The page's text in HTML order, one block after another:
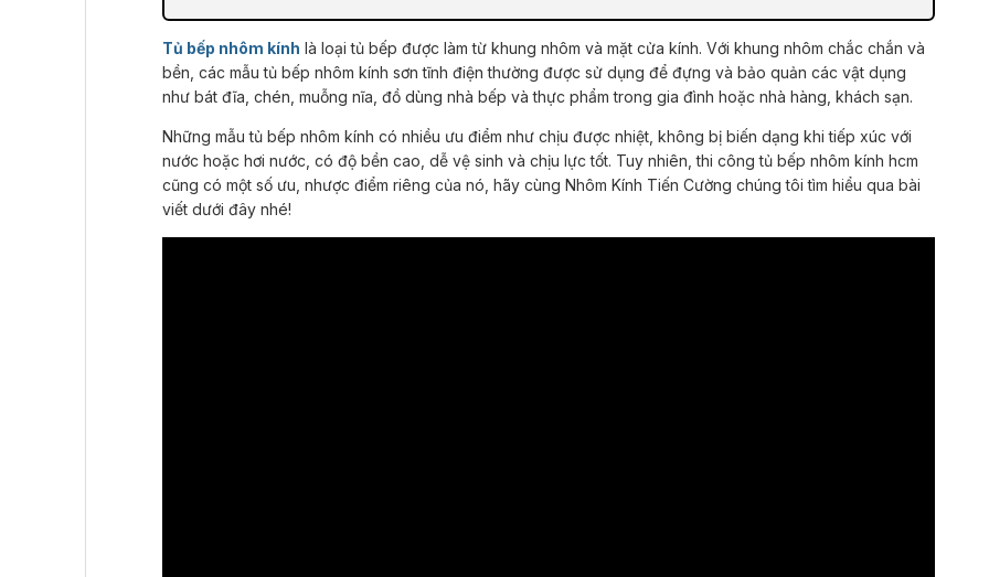
Tủ bếp nhôm kính là loại tủ bếp được làm từ khung nhôm và mặt cửa kính. Với khung nhôm chắc chắn và
bền, các mẫu tủ bếp nhôm kính sơn tĩnh điện thường được sử dụng để đựng và bảo quản các vật dụng
như bát đĩa, chén, muỗng nĩa, đồ dùng nhà bếp và thực phẩm trong gia đình hoặc nhà hàng, khách sạn.
Những mẫu tủ bếp nhôm kính có nhiều ưu điểm như chịu được nhiệt, không bị biến dạng khi tiếp xúc với
nước hoặc hơi nước, có độ bền cao, dễ vệ sinh và chịu lực tốt. Tuy nhiên, thi công tủ bếp nhôm kính hcm
cũng có một số ưu, nhược điểm riêng của nó, hãy cùng Nhôm Kính Tiến Cường chúng tôi tìm hiểu qua bài
viết dưới đây nhé!